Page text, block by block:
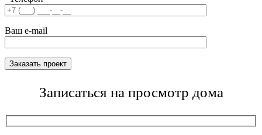
Ваш e-mail
Записаться на просмотр дома